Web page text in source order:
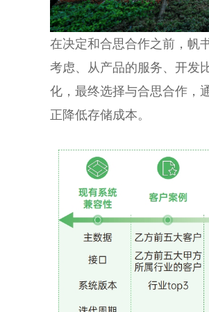
在决定和合思合作之前，帆
考虑、从产品的服务、开发
化，最终选择与合思合作，
正降低存储成本。